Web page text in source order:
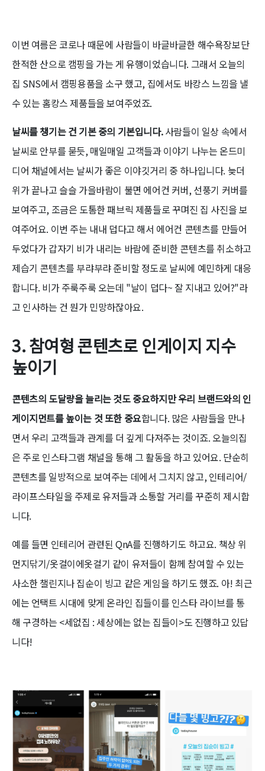
이번 여름은 코로나 때문에 사람들이 바글바글한 해수욕장보단
한적한 산으로 캠핑을 가는 게 유행이었습니다. 그래서 오늘의
집 SNS에서 캠핑용품을 소구 했고, 집에서도 바캉스 느낌을 낼
수 있는 홈캉스 제품들을 보여주었죠.
날씨를 챙기는 건 기본 중의 기본입니다.사람들이 일상 속에서
날씨로 안부를 묻듯, 매일매일 고객들과 이야기 나누는 온드미
디어 채널에서는 날씨가 좋은 이야깃거리 중 하나입니다. 늦더
위가 끝나고 슬슬 가을바람이 불면 에어컨 커버, 선풍기 커버를
보여주고, 조금은 도톰한 패브릭 제품들로 꾸며진 집 사진을 보
여주어요. 이번 주는 내내 덥다고 해서 에어컨 콘텐츠를 만들어
두었다가 갑자기 비가 내리는 바람에 준비한 콘텐츠를 취소하고
제습기 콘텐츠를 부랴부랴 준비할 정도로 날씨에 예민하게 대응
합니다. 비가 주룩주룩 오는데 "날이 덥다~ 잘 지내고 있어?"라
고 인사하는 건 뭔가 민망하잖아요.
3. 참여형 콘텐츠로 인게이지 지수
높이기
콘텐츠의 도달량을 늘리는 것도 중요하지만 우리 브랜드와의 인
게이지먼트를 높이는 것 또한 중요합니다. 많은 사람들을 만나
면서 우리 고객들과 관계를 더 깊게 다져주는 것이죠. 오늘의집
은 주로 인스타그램 채널을 통해 그 활동을 하고 있어요. 단순히
콘텐츠를 일방적으로 보여주는 데에서 그치지 않고, 인테리어/
라이프스타일을 주제로 유저들과 소통할 거리를 꾸준히 제시합
니다.
예를 들면 인테리어 관련된 QnA를 진행하기도 하고요. 책상 위
먼지닦기/옷걸이에옷걸기 같이 유저들이 함께 참여할 수 있는
사소한 챌린지나 집순이 빙고 같은 게임을 하기도 했죠. 아! 최근
에는 언택트 시대에 맞게 온라인 집들이를 인스타 라이브를 통
해 구경하는 <세없집 : 세상에는 없는 집들이>도 진행하고 있답
니다!